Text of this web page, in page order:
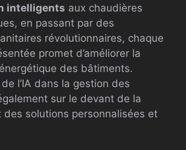
intelligents aux chaudières
en passant par des
révolutionnaires, chaque
promet d’améliorer la
des bâtiments.
l’IA dans la gestion des
sur le devant de la
des solutions personnalisées et